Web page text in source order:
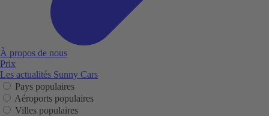
À propos de nous
Prix
Les actualités Sunny Cars
Pays populaires
Aéroports populaires
Villes populaires